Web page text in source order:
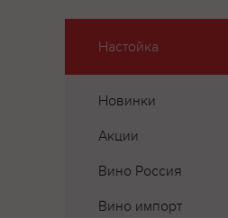
Настойка
Новинки
Акции
Вино Россия
Вино импорт